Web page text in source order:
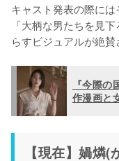
キャスト発表の際に
「大柄な男たちを見
らすビジュアルが絶賛
『今際
作漫画と
【現在】媧燐